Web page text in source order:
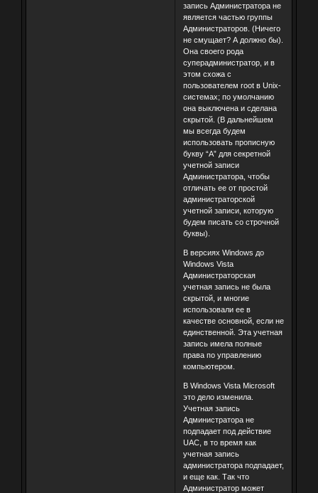
запись Администратора не
является частью группы
Администраторов. (Ничего
не смущает? А должно бы).
Она своего рода
суперадминистратор, и в
этом схожа с
пользователем root в Unix-
системах; по умолчанию
она выключена и сделана
скрытой. (В дальнейшем
мы всегда будем
использовать прописную
букву “А” для секретной
учетной записи
Администратора, чтобы
отличать ее от простой
администраторской
учетной записи, которую
будем писать со строчной
буквы).
В версиях Windows до
Windows Vista
Администраторская
учетная запись не была
скрытой, и многие
использовали ее в
качестве основной, если не
единственной. Эта учетная
запись имела полные
права по управлению
компьютером.
В Windows Vista Microsoft
это дело изменила.
Учетная запись
Администратора не
подпадает под действие
UAC, в то время как
учетная запись
администратора подпадает,
и еще как. Так что
Администратор может